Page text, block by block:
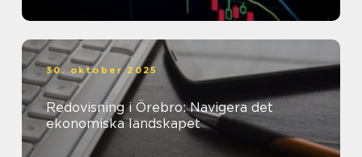
30. oktober 2025
Redovisning i Örebro: Navigera det
ekonomiska landskapet